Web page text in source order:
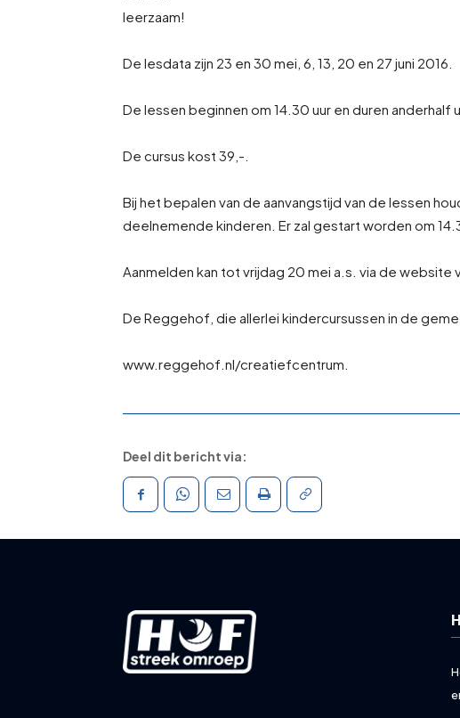
leerzaam!
De lesdata zijn 23 en 30 mei, 6, 13, 20 en 27 juni 2016.
De lessen beginnen om 14.30 uur en duren anderhalf
De cursus kost 39,-.
Bij het bepalen van de aanvangstijd van de lessen
deelnemende kinderen. Er zal gestart worden om
Aanmelden kan tot vrijdag 20 mei a.s. via de website
De Reggehof, die allerlei kindercursussen in de
www.reggehof.nl/creatiefcentrum.
Deel dit bericht via: